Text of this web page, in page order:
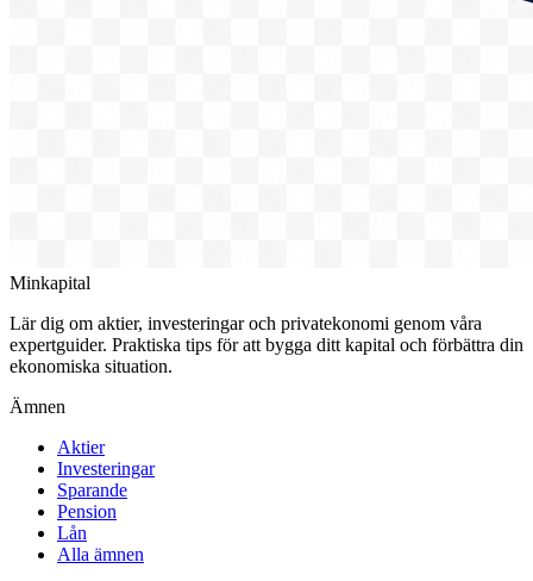
Minkapital
Lär dig om aktier, investeringar och privatekonomi genom våra
expertguider. Praktiska tips för att bygga ditt kapital och förbättra din
ekonomiska situation.
Ämnen
Aktier
Investeringar
Sparande
Pension
Lån
Alla ämnen